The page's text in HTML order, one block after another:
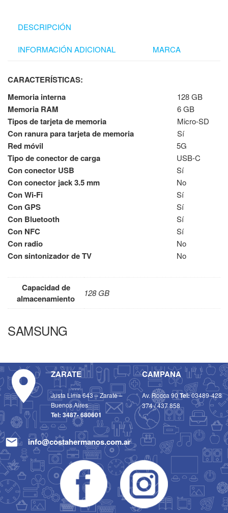
DESCRIPCIÓN
INFORMACIÓN ADICIONAL MARCA
CARACTERÍSTICAS:
Memoria interna
128 GB
Memoria RAM 6 GB
Tipos de tarjeta de memoria Micro-SD
Con ranura para tarjeta de memoria Sí
Red móvil 5G
Tipo de conector de carga USB-C
Con conector USB Sí
Con conector jack 3.5 mm No
Con Wi-Fi Sí
Con GPS Sí
Con Bluetooth Sí
Con NFC Sí
Con radio No
Con sintonizador de TV No
Capacidad de
almacenamiento
128 GB
SAMSUNG
ZARATE
Justa Lima 643 – Zarate –
Buenos Aires
Tel: 3487- 680601
CAMPANA
Av. Rocca 90Tel:03489-428
374/437 858
info@costahermanos.com.ar